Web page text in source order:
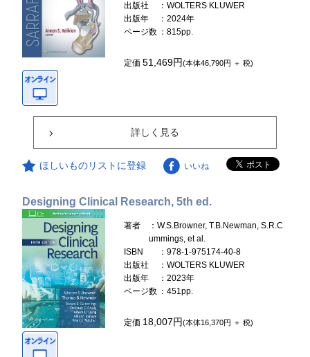
出版社
：WOLTERS KLUWER
出版年
：2024年
ページ数 ：815pp.
定価51,469円(本体46,790円 ＋ 税)
詳しく見る
ほしいものリストに登録 いいね
Designing Clinical Research, 5th ed.
著者
：W.S.Browner, T.B.Newman, S.R.C
ummings, et al.
ISBN
：978-1-975174-40-8
出版社
：WOLTERS KLUWER
出版年
：2023年
ページ数 ：451pp.
定価 18,007円(本体16,370円 ＋ 税)